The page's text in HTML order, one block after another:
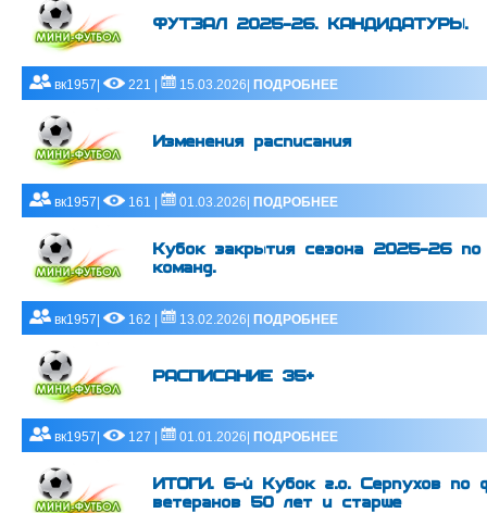
ФУТЗАЛ 2025-26. КАНДИДАТУРЫ.
вк1957| 221 | 15.03.2026| ПОДРОБНЕЕ
Изменения расписания
вк1957| 161 | 01.03.2026| ПОДРОБНЕЕ
Кубок закрытия сезона 2025-26 по
команд.
вк1957| 162 | 13.02.2026| ПОДРОБНЕЕ
РАСПИСАНИЕ 35+
вк1957| 127 | 01.01.2026| ПОДРОБНЕЕ
ИТОГИ. 6-й Кубок г.о. Серпухов по
ветеранов 50 лет и старше